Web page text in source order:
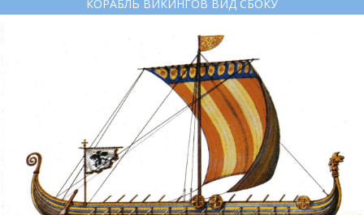
КОРАБЛЬ ВИКИНГОВ ВИД СБОКУ